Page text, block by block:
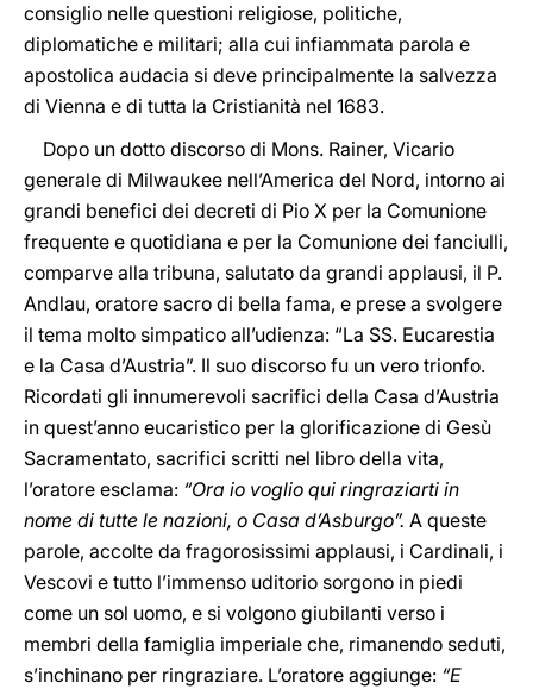
consiglio nelle questioni religiose, politiche,
diplomatiche e militari; alla cui infiammata parola e
apostolica audacia si deve principalmente la salvezza
di Vienna e di tutta la Cristianità nel 1683.
Dopo un dotto discorso di Mons. Rainer, Vicario
generale di Milwaukee nell’America del Nord, intorno ai
grandi benefici dei decreti di Pio X per la Comunione
frequente e quotidiana e per la Comunione dei fanciulli,
comparve alla tribuna, salutato da grandi applausi, il P.
Andlau, oratore sacro di bella fama, e prese a svolgere
il tema molto simpatico all’udienza: “La SS. Eucarestia
e la Casa d’Austria”. Il suo discorso fu un vero trionfo.
Ricordati gli innumerevoli sacrifici della Casa d’Austria
in quest’anno eucaristico per la glorificazione di Gesù
Sacramentato, sacrifici scritti nel libro della vita,
l’oratore esclama: “Ora io voglio qui ringraziarti in
nome di tutte le nazioni, o Casa d’Asburgo”. A queste
parole, accolte da fragorosissimi applausi, i Cardinali, i
Vescovi e tutto l’immenso uditorio sorgono in piedi
come un sol uomo, e si volgono giubilanti verso i
membri della famiglia imperiale che, rimanendo seduti,
s’inchinano per ringraziare. L’oratore aggiunge: “E